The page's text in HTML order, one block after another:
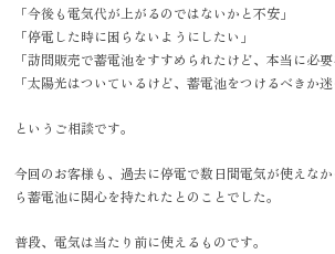
「今後も電気代が上がるのではないかと不安」
「停電した時に困らないようにしたい」
「訪問販売で蓄電池をすすめられたけど、本当に必要
「太陽光はついているけど、蓄電池をつけるべきか迷
というご相談です。
今回のお客様も、過去に停電で数日間電気が使えな
ら蓄電池に関心を持たれたとのことでした。
普段、電気は当たり前に使えるものです。